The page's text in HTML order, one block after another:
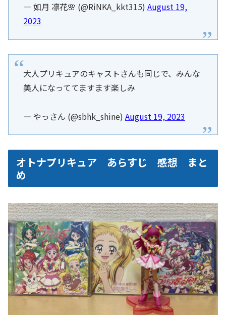
— 如月 凛花🌸 (@RiNKA_kkt315) August 19,
2023
大人プリキュアのキャストさんも同じで、みんな
美人になっててますます楽しみ
— やっさん (@sbhk_shine) August 19, 2023
オトナプリキュア あらすじ 感想 まと
め